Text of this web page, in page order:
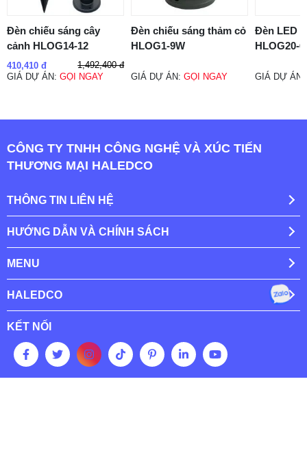
Đèn chiếu sáng cây
cảnh HLOG14-12
410,410 đ
1,492,400 đ
GIÁ DỰ ÁN: GỌI NGAY
Đèn chiếu sáng thảm cỏ
HLOG1-9W
GIÁ DỰ ÁN:GỌI NGAY
Đèn LED
HLOG20-6
GIÁ DỰ
CÔNG TY TNHH CÔNG NGHỆ VÀ XÚC TIẾN
THƯƠNG MẠI HALEDCO
THÔNG TIN LIÊN HỆ
HƯỚNG DẪN VÀ CHÍNH SÁCH
MENU
HALEDCO
KẾT NỐI